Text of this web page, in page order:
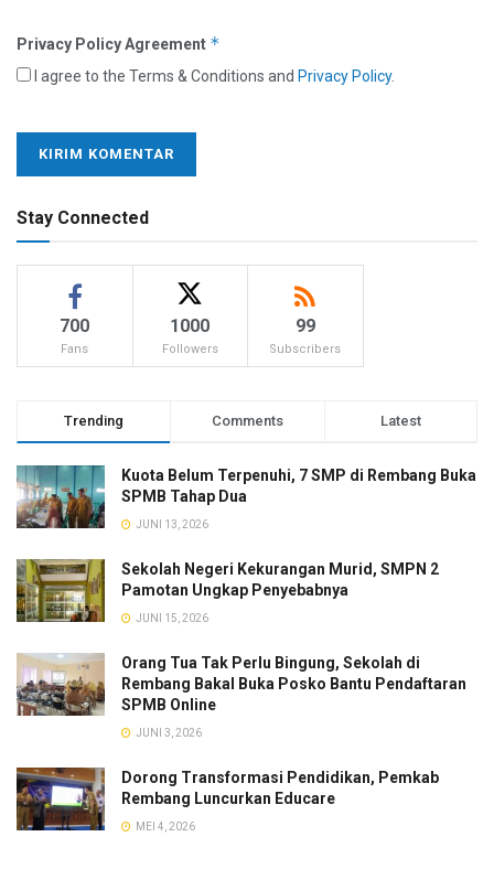
Privacy Policy Agreement *
I agree to the Terms & Conditions and Privacy Policy.
Stay Connected
700
Fans
1000
Followers
99
Subscribers
Trending Comments Latest
Kuota Belum Terpenuhi, 7 SMP di Rembang Buka
SPMB Tahap Dua
JUNI 13, 2026
Sekolah Negeri Kekurangan Murid, SMPN 2
Pamotan Ungkap Penyebabnya
JUNI 15, 2026
Orang Tua Tak Perlu Bingung, Sekolah di
Rembang Bakal Buka Posko Bantu Pendaftaran
SPMB Online
JUNI 3, 2026
Dorong Transformasi Pendidikan, Pemkab
Rembang Luncurkan Educare
MEI 4, 2026